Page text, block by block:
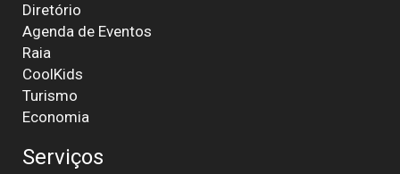
Diretório
Agenda de Eventos
Raia
CoolKids
Turismo
Economia
Serviços